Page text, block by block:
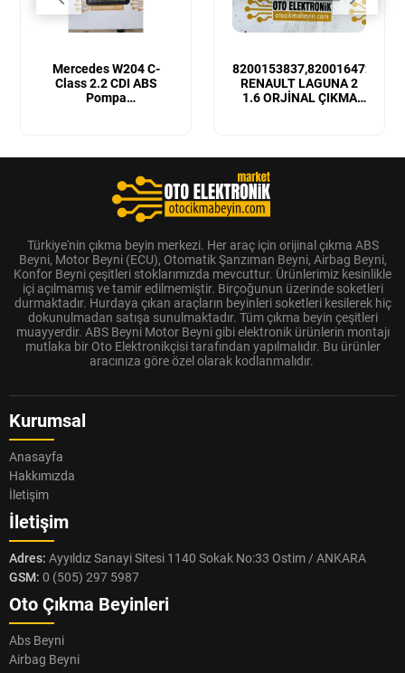
Mercedes W204 C-
Class 2.2 CDI ABS
Pompa
8200153837,8200164728
RENAULT LAGUNA 2
1.6 ORJİNAL ÇIKMA
Türkiye'nin çıkma beyin merkezi. Her araç için orijinal çıkma ABS
Beyni, Motor Beyni (ECU), Otomatik Şanzıman Beyni, Airbag Beyni,
Konfor Beyni çeşitleri stoklarımızda mevcuttur. Ürünlerimiz kesinlikle
içi açılmamış ve tamir edilmemiştir. Birçoğunun üzerinde soketleri
durmaktadır. Hurdaya çıkan araçların beyinleri soketleri kesilerek hiç
dokunulmadan satışa sunulmaktadır. Tüm çıkma beyin çeşitleri
muayyerdir. ABS Beyni Motor Beyni gibi elektronik ürünlerin montajı
mutlaka bir Oto Elektronikçisi tarafından yapılmalıdır. Bu ürünler
aracınıza göre özel olarak kodlanmalıdır.
Kurumsal
Anasayfa
Hakkımızda
İletişim
İletişim
Adres: Ayyıldız Sanayi Sitesi 1140 Sokak No:33 Ostim / ANKARA
GSM: 0 (505) 297 5987
Oto Çıkma Beyinleri
Abs Beyni
Airbag Beyni